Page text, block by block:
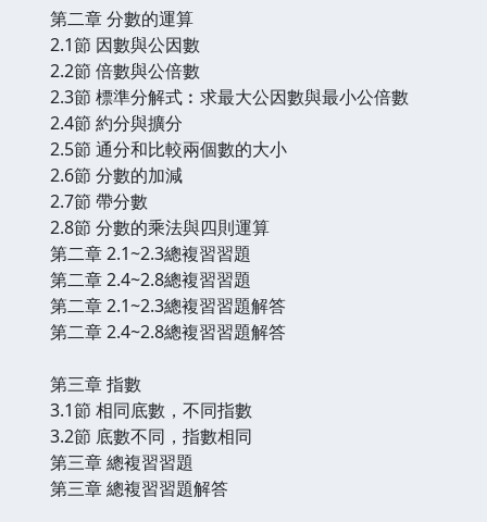
第二章 分數的運算
2.1節 因數與公因數
2.2節 倍數與公倍數
2.3節 標準分解式︰求最大公因數與最小公倍數
2.4節 約分與擴分
2.5節 通分和比較兩個數的大小
2.6節 分數的加減
2.7節 帶分數
2.8節 分數的乘法與四則運算
第二章 2.1~2.3總複習習題
第二章 2.4~2.8總複習習題
第二章 2.1~2.3總複習習題解答
第二章 2.4~2.8總複習習題解答
第三章 指數
3.1節 相同底數，不同指數
3.2節 底數不同，指數相同
第三章 總複習習題
第三章 總複習習題解答